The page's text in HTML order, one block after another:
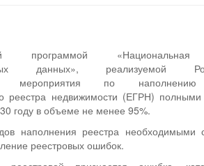
программой
данных», реализуемой
мероприятия по
реестра недвижимости (ЕГРН)
году в объеме не менее 95%.
наполнения реестра необходимыми
реестровых ошибок.